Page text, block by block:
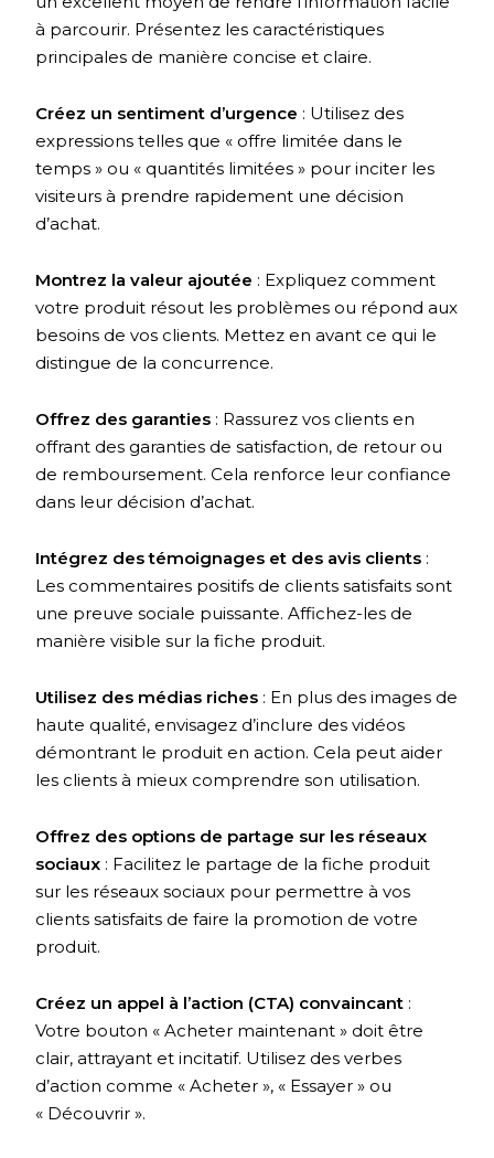
à parcourir. Présentez les caractéristiques
principales de manière concise et claire.
Créez un sentiment d’urgence : Utilisez des
expressions telles que « offre limitée dans le
temps » ou « quantités limitées » pour inciter les
visiteurs à prendre rapidement une décision
d’achat.
Montrez la valeur ajoutée : Expliquez comment
votre produit résout les problèmes ou répond aux
besoins de vos clients. Mettez en avant ce qui le
distingue de la concurrence.
Offrez des garanties : Rassurez vos clients en
offrant des garanties de satisfaction, de retour ou
de remboursement. Cela renforce leur confiance
dans leur décision d’achat.
Intégrez des témoignages et des avis clients :
Les commentaires positifs de clients satisfaits sont
une preuve sociale puissante. Affichez-les de
manière visible sur la fiche produit.
Utilisez des médias riches : En plus des images de
haute qualité, envisagez d’inclure des vidéos
démontrant le produit en action. Cela peut aider
les clients à mieux comprendre son utilisation.
Offrez des options de partage sur les réseaux
sociaux : Facilitez le partage de la fiche produit
sur les réseaux sociaux pour permettre à vos
clients satisfaits de faire la promotion de votre
produit.
Créez un appel à l’action (CTA) convaincant :
Votre bouton « Acheter maintenant » doit être
clair, attrayant et incitatif. Utilisez des verbes
d’action comme « Acheter », « Essayer » ou
« Découvrir ».